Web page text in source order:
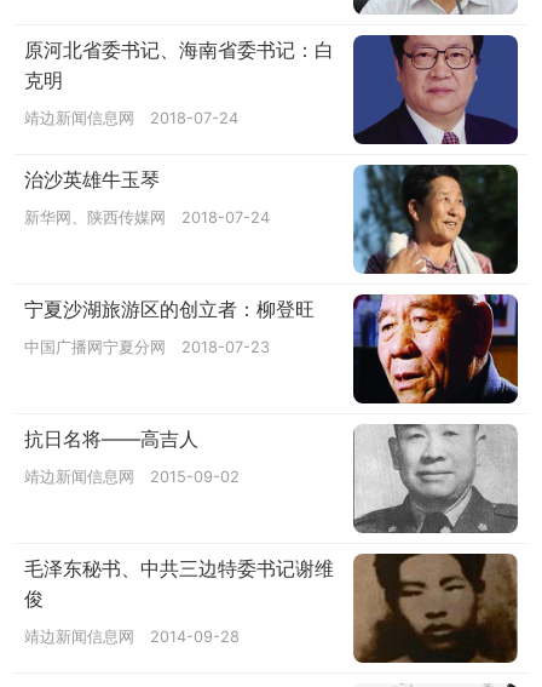
原河北省委书记、海南省委书记：白
克明
靖边新闻信息网 2018-07-24
治沙英雄牛玉琴
新华网、陕西传媒网 2018-07-24
宁夏沙湖旅游区的创立者：柳登旺
中国广播网宁夏分网 2018-07-23
抗日名将——高吉人
靖边新闻信息网 2015-09-02
毛泽东秘书、中共三边特委书记谢维
俊
靖边新闻信息网 2014-09-28